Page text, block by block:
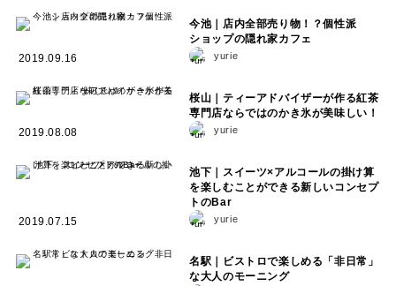
2019.09.16
今池｜店内全部売り物！？個性派
ショップの隠れ家カフェ
yurie
2019.08.08
桜山｜ティーアドバイザーが作る紅茶
専門店ならではのかき氷が美味しい！
yurie
2019.07.15
池下｜スイーツ×アルコールの掛け算
を楽しむことができる新しいコンセプ
トのBar
yurie
名駅｜ビストロで楽しめる「非日常」
な大人のモーニング